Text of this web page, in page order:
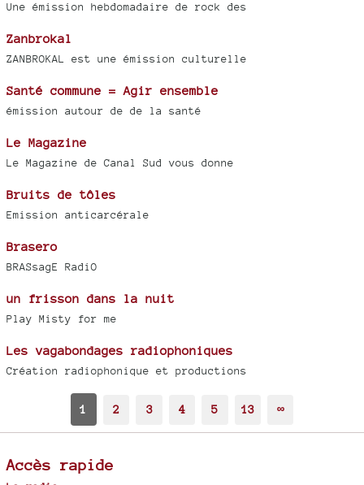
Une émission hebdomadaire de rock des
Zanbrokal
ZANBROKAL est une émission culturelle
Santé commune = Agir ensemble
émission autour de de la santé
Le Magazine
Le Magazine de Canal Sud vous donne
Bruits de tôles
Emission anticarcérale
Brasero
BRASsagE RadiO
un frisson dans la nuit
Play Misty for me
Les vagabondages radiophoniques
Création radiophonique et productions
1 2 3 4 5 13 ∞
Accès rapide